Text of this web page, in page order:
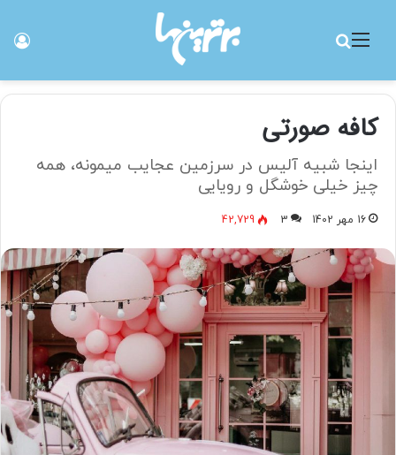
منو
کافه صورتی
اینجا شبیه آلیس در سرزمین عجایب میمونه، همه
چیز خیلی خوشگل و رویایی
16 مهر 1402 3
42,729